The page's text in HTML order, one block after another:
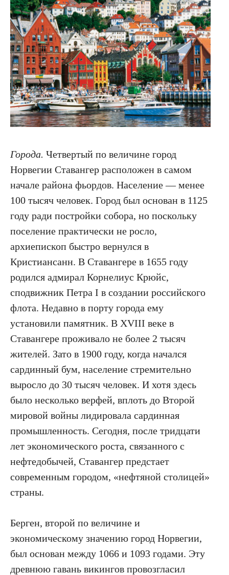
Города. Четвертый по величине город
Норвегии Ставангер расположен в самом
начале района фьордов. Население — менее
100 тысяч человек. Город был основан в 1125
году ради постройки собора, но поскольку
поселение практически не росло,
архиепископ быстро вернулся в
Кристиансанн. В Ставангере в 1655 году
родился адмирал Корнелиус Крюйс,
сподвижник Петра I в создании российского
флота. Недавно в порту города ему
установили памятник. В XVIII веке в
Ставангере проживало не более 2 тысяч
жителей. Зато в 1900 году, когда начался
сардинный бум, население стремительно
выросло до 30 тысяч человек. И хотя здесь
было несколько верфей, вплоть до Второй
мировой войны лидировала сардинная
промышленность. Сегодня, после тридцати
лет экономического роста, связанного с
нефтедобычей, Ставангер предстает
современным городом, «нефтяной столицей»
страны.
Берген, второй по величине и
экономическому значению город Норвегии,
был основан между 1066 и 1093 годами. Эту
древнюю гавань викингов провозгласил